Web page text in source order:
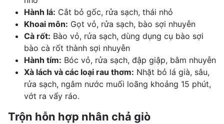
Hành lá: Cắt bỏ gốc, rửa sạch, thái nhỏ
Khoai môn: Gọt vỏ, rửa sạch, bào sợi nhuyễn
Cà rốt: Bào vỏ, rửa sạch, dùng dụng cụ bào sợi
bào cà rốt thành sợi nhuyễn
Hành tím: Bóc vỏ, rửa sạch, đập giập, bằm nhuyễn
Xà lách và các loại rau thơm: Nhặt bỏ lá già, sâu,
rửa sạch, ngâm nước muối loãng khoảng 15 phút,
vớt ra vẩy ráo.
Trộn hỗn hợp nhân chả giò